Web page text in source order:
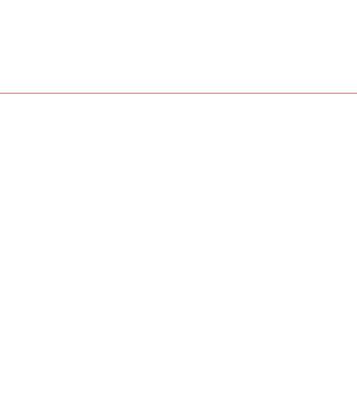
〇 CPU：Arm Cortex-A55 1.5GHz MT9629